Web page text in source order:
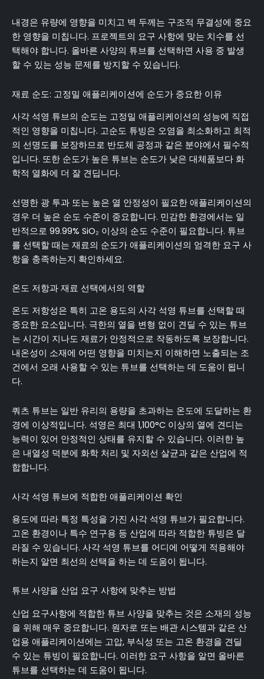
내경은 유량에 영향을 미치고 벽 두께는 구조적 무결성에 중요
한 영향을 미칩니다. 프로젝트의 요구 사항에 맞는 치수를 선
택해야 합니다. 올바른 사양의 튜브를 선택하면 사용 중 발생
할 수 있는 성능 문제를 방지할 수 있습니다.
재료 순도: 고정밀 애플리케이션에 순도가 중요한 이유
사각 석영 튜브의 순도는 고정밀 애플리케이션의 성능에 직접
적인 영향을 미칩니다. 고순도 튜빙은 오염을 최소화하고 최적
의 선명도를 보장하므로 반도체 공정과 같은 분야에서 필수적
입니다. 또한 순도가 높은 튜브는 순도가 낮은 대체품보다 화
학적 열화에 더 잘 견딥니다.
선명한 광 투과 또는 높은 열 안정성이 필요한 애플리케이션의
경우 더 높은 순도 수준이 중요합니다. 민감한 환경에서는 일
반적으로 99.99% SiO₂ 이상의 순도 수준이 필요합니다. 튜브
를 선택할 때는 재료의 순도가 애플리케이션의 엄격한 요구 사
항을 충족하는지 확인하세요.
온도 저항과 재료 선택에서의 역할
온도 저항성은 특히 고온 용도의 사각 석영 튜브를 선택할 때
중요한 요소입니다. 극한의 열을 변형 없이 견딜 수 있는 튜브
는 시간이 지나도 재료가 안정적으로 작동하도록 보장합니다.
내온성이 소재에 어떤 영향을 미치는지 이해하면 노출되는 조
건에서 오래 사용할 수 있는 튜브를 선택하는 데 도움이 됩니
다.
쿼츠 튜브는 일반 유리의 용량을 초과하는 온도에 도달하는 환
경에 이상적입니다. 석영은 최대 1,100°C 이상의 열에 견디는
능력이 있어 안정적인 상태를 유지할 수 있습니다. 이러한 높
은 내열성 덕분에 화학 처리 및 자외선 살균과 같은 산업에 적
합합니다.
사각 석영 튜브에 적합한 애플리케이션 확인
용도에 따라 특정 특성을 가진 사각 석영 튜브가 필요합니다.
고온 환경이나 특수 연구용 등 산업에 따라 적합한 튜빙은 달
라질 수 있습니다. 사각 석영 튜브를 어디에 어떻게 적용해야
하는지 알면 최선의 선택을 하는 데 도움이 됩니다.
튜브 사양을 산업 요구 사항에 맞추는 방법
산업 요구사항에 적합한 튜브 사양을 맞추는 것은 소재의 성능
을 위해 매우 중요합니다. 원자로 또는 배관 시스템과 같은 산
업용 애플리케이션에는 고압, 부식성 또는 고온 환경을 견딜
수 있는 튜빙이 필요합니다. 이러한 요구 사항을 알면 올바른
튜브를 선택하는 데 도움이 됩니다.